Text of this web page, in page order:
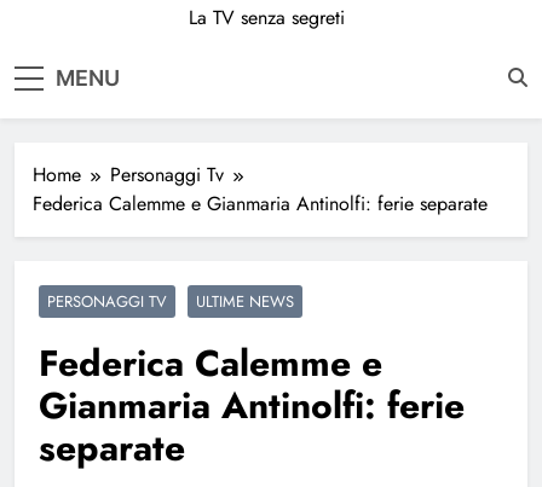
La TV senza segreti
MENU
Home
Personaggi Tv
Federica Calemme e Gianmaria Antinolfi: ferie separate
PERSONAGGI TV ULTIME NEWS
Federica Calemme e
Gianmaria Antinolfi: ferie
separate